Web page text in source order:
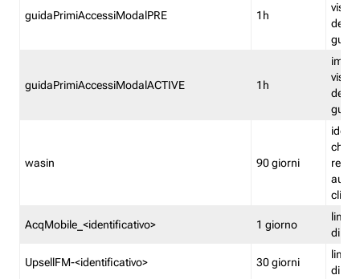
guidaPrimiAccessiModalPRE 1h
della
guidaPrimiAccessiModalACTIVE 1h
della
wasin 90 giorni
che
rete
clienti
AcqMobile_<identificativo> 1 giorno
limita
di
UpsellFM-<identificativo> 30 giorni
limita
di